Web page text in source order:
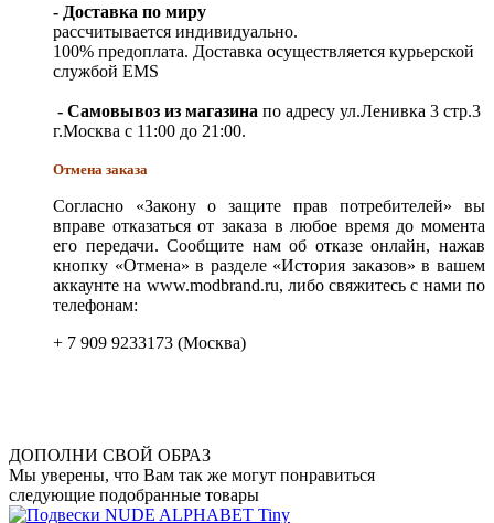
- Доставка по миру
рассчитывается индивидуально.
100% предоплата. Доставка осуществляется курьерской
службой EMS
- Самовывоз из магазина по адресу ул.Ленивка 3 стр.3
г.Москва с 11:00 до 21:00.
Отмена заказа
Согласно «Закону о защите прав потребителей» вы
вправе отказаться от заказа в любое время до момента
его передачи. Сообщите нам об отказе онлайн, нажав
кнопку «Отмена» в разделе «История заказов» в вашем
аккаунте на www.modbrand.ru, либо свяжитесь с нами по
телефонам:
+ 7 909 9233173 (Москва)
ДОПОЛНИ СВОЙ ОБРАЗ
Мы уверены, что Вам так же могут понравиться
следующие подобранные товары